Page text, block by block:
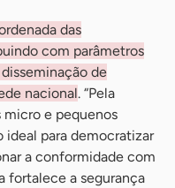
das
com parâmetros
de
nacional. “Pela
e pequenos
ideal para democratizar
a conformidade com
fortalece a segurança